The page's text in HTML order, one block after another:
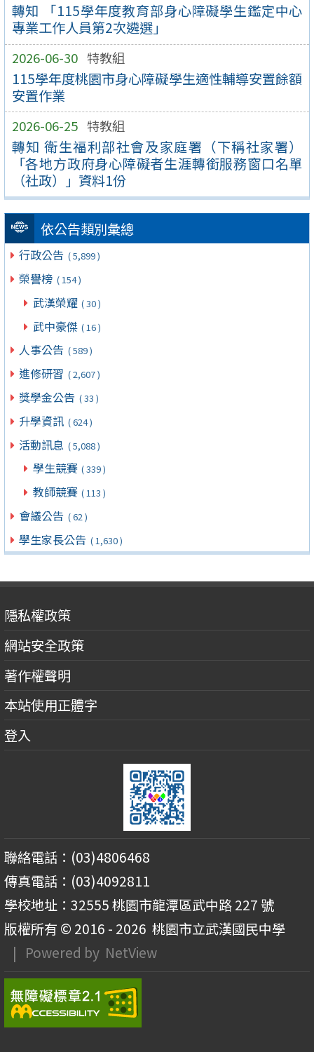
轉知 「115學年度教育部身心障礙學生鑑定中心
專業工作人員第2次遴選」
2026-06-30 特教組
115學年度桃園市身心障礙學生適性輔導安置餘額
安置作業
2026-06-25 特教組
轉知 衛生福利部社會及家庭署（下稱社家署）
「各地方政府身心障礙者生涯轉銜服務窗口名單
（社政）」資料1份
依公告類別彙總
行政公告 ( 5,899 )
榮譽榜 ( 154 )
武漢榮耀 ( 30 )
武中豪傑 ( 16 )
人事公告 ( 589 )
進修研習 ( 2,607 )
獎學金公告 ( 33 )
升學資訊 ( 624 )
活動訊息 ( 5,088 )
學生競賽 ( 339 )
教師競賽 ( 113 )
會議公告 ( 62 )
學生家長公告 ( 1,630 )
隱私權政策
網站安全政策
著作權聲明
本站使用正體字
登入
聯絡電話：(03)4806468
傳真電話：(03)4092811
學校地址：32555 桃園市龍潭區武中路 227 號
版權所有 © 2016 - 2026 桃園市立武漢國民中學
| Powered by NetView